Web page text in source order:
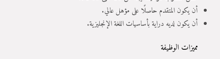
أن يكون المتقدم حاصلًا على مؤهل عالي.
أن يكون لديه دراية بأساسيات اللغة الإنجليزية.
مميزات الوظيفة